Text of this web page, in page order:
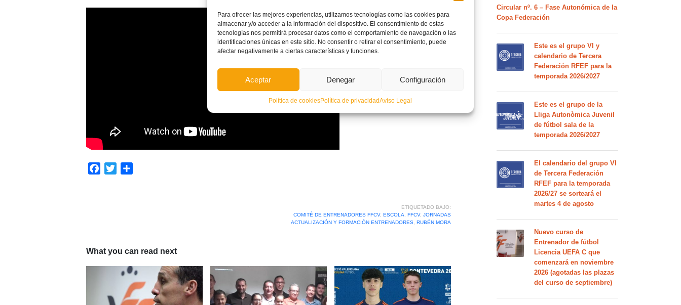
Para ofrecer las mejores experiencias, utilizamos tecnologías como las cookies para
almacenar y/o acceder a la información del dispositivo. El consentimiento de estas
tecnologías nos permitirá procesar datos como el comportamiento de navegación o las
identificaciones únicas en este sitio. No consentir o retirar el consentimiento, puede
afectar negativamente a ciertas características y funciones.
Aceptar Denegar Configuración
Política de cookiesPolítica de privacidadAviso Legal
Facebook
Twitter
ETIQUETADO BAJO:
COMITÉ DE ENTRENADORES FFCV, ESCOLA FFCV, JORNADAS
ACTUALIZACIÓN Y FORMACIÓN ENTRENADORES, RUBÉN MORA
What you can read next
Circular nº. 6 – Fase Autonómica de la
Copa Federación
Este es el grupo VI y
calendario de Tercera
Federación RFEF para la
temporada 2026/2027
Este es el grupo de la
Lliga Autonòmica Juvenil
de fútbol sala de la
temporada 2026/2027
El calendario del grupo VI
de Tercera Federación
RFEF para la temporada
2026/27 se sorteará el
martes 4 de agosto
Nuevo curso de
Entrenador de fútbol
Licencia UEFA C que
comenzará en noviembre
2026 (agotadas las plazas
del curso de septiembre)